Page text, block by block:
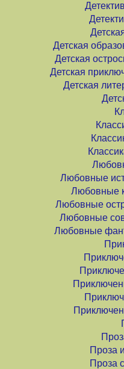
Детская
Детская
Детская
Детская
Любовные
Любовные
Любовные
Любовные
Любовные
Проза
Проза